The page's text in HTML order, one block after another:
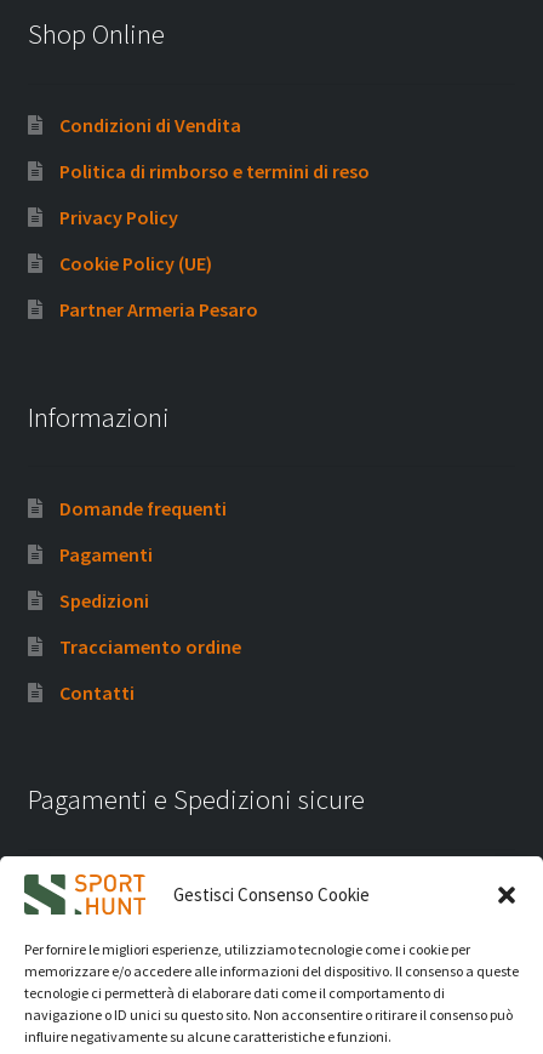
Gestisci Consenso Cookie
Per fornire le migliori esperienze, utilizziamo tecnologie come i cookie per
memorizzare e/o accedere alle informazioni del dispositivo. Il consenso a queste
tecnologie ci permetterà di elaborare dati come il comportamento di
navigazione o ID unici su questo sito. Non acconsentire o ritirare il consenso può
influire negativamente su alcune caratteristiche e funzioni.
Shop Online
Condizioni di Vendita
Politica di rimborso e termini di reso
Privacy Policy
Cookie Policy (UE)
Partner Armeria Pesaro
Informazioni
Domande frequenti
Pagamenti
Spedizioni
Tracciamento ordine
Contatti
Pagamenti e Spedizioni sicure